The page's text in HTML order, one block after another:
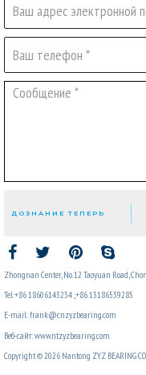
ДОЗНАНИЕ ТЕПЕРЬ
Zhongnan Center, No. 12 Taoyuan Road,
Tel:+86 18606143234 ,+86 13186539285
E-mail: frank@cnzyzbearing.com
Веб-сайт: www.ntzyzbearing.com
Copyright © 2026 Nantong ZYZ BEARING